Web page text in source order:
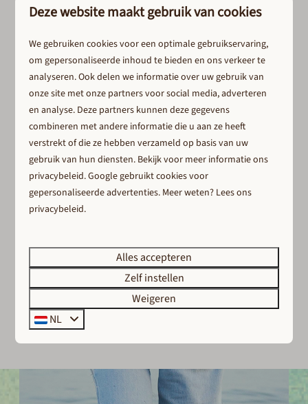
Het aankoopproces
Investeringsmogelijkheden
park? Wij staan altijd klaar om uw vragen te
beantwoorden.
Deze website maakt gebruik van cookies
We gebruiken cookies voor een optimale gebruikservaring,
om gepersonaliseerde inhoud te bieden en ons verkeer te
analyseren. Ook delen we informatie over uw gebruik van
onze site met onze partners voor social media, adverteren
en analyse. Deze partners kunnen deze gegevens
combineren met andere informatie die u aan ze heeft
verstrekt of die ze hebben verzameld op basis van uw
gebruik van hun diensten. Bekijk voor meer informatie ons
privacybeleid.Googlegebruikt cookies voor
gepersonaliseerde advertenties. Meer weten? Lees ons
privacybeleid.
Alles accepteren
Zelf instellen
Weigeren
NL